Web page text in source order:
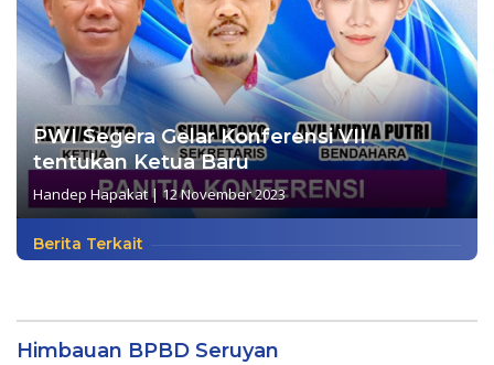
PWI Segera Gelar Konferensi VII
tentukan Ketua Baru
Handep Hapakat| 12 November 2023
Berita Terkait
Himbauan BPBD Seruyan